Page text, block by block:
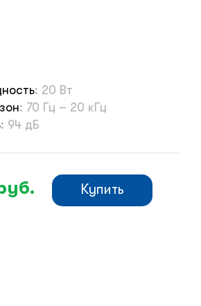
: 20 Вт
: 70 Гц – 20 кГц
: 94 дБ
Купить